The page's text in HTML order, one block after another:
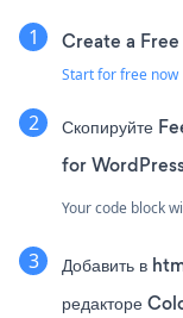
Create a
Start for free now
Скопируйте
for
Your code block
Добавить в
редакторе